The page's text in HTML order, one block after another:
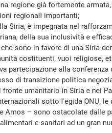
regione già fortemente
regionali importanti;
è impegnata nel
della sua inclusività e
sono in favore di una Siria
costituenti, vuoi religiose,
partecipazione alla conferenza
di transizione politica
umanitario in Siria e nei
sotto l'egida ONU,
Amos – sono ostacolate dalle
e sanitari ad un gran